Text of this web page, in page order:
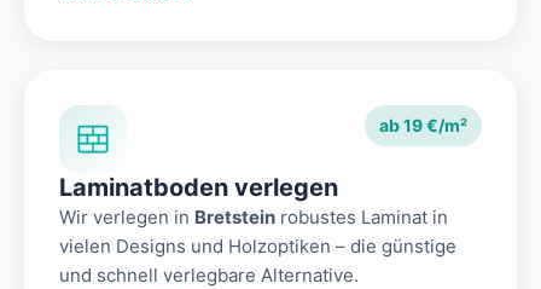
ab 19 €/m²
Laminatboden verlegen
Wir verlegen in Bretstein robustes Laminat in
vielen Designs und Holzoptiken – die günstige
und schnell verlegbare Alternative.